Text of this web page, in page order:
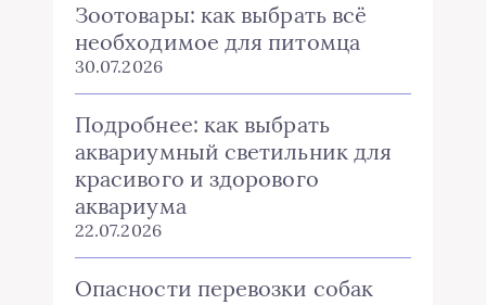
Зоотовары: как выбрать всё
необходимое для питомца
30.07.2026
Подробнее: как выбрать
аквариумный светильник для
красивого и здорового
аквариума
22.07.2026
Опасности перевозки собак